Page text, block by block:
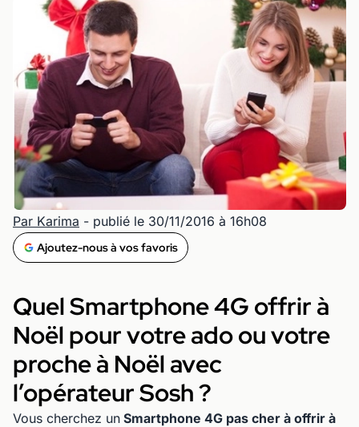
Par Karima - publié le 30/11/2016 à 16h08
Ajoutez-nous à vos favoris
Quel Smartphone 4G offrir à
Noël pour votre ado ou votre
proche à Noël avec
l’opérateur Sosh ?
Vous cherchez un Smartphone 4G pas cher à offrir à